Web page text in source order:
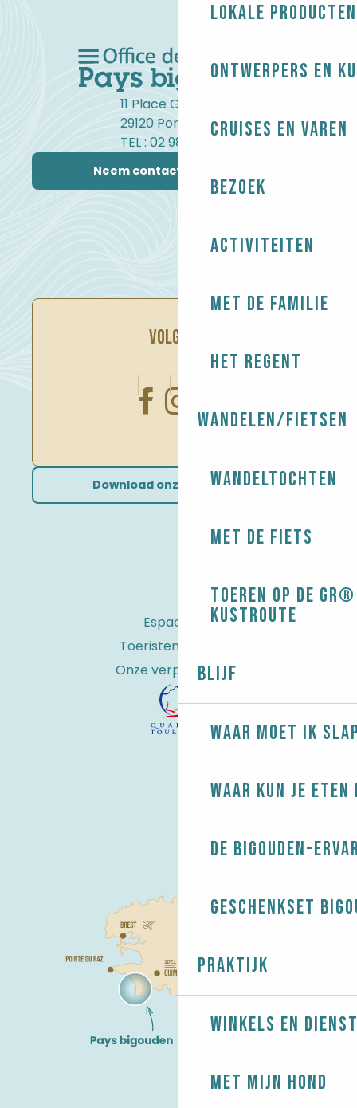
Lokale producten
Ontwerpers en
Cruises en varen
Bezoek
Activiteiten
Met de familie
Het regent
Wandelen/Fietsen
Wandeltochten
Met de fiets
Toeren op de
kustroute
Blijf
Waar moet ik
Waar kun je eten
De Bigouden-
Geschenkset
Praktijk
Winkels en
Met mijn hond
11 Place Gambetta
29120 Pont-l'Abbé
TEL : 02 98 82 37 99
Neem contact met ons op
VOLG ONS
Download onze brochures
Espace Pro
Toeristenbelasting
Onze verplichtingen